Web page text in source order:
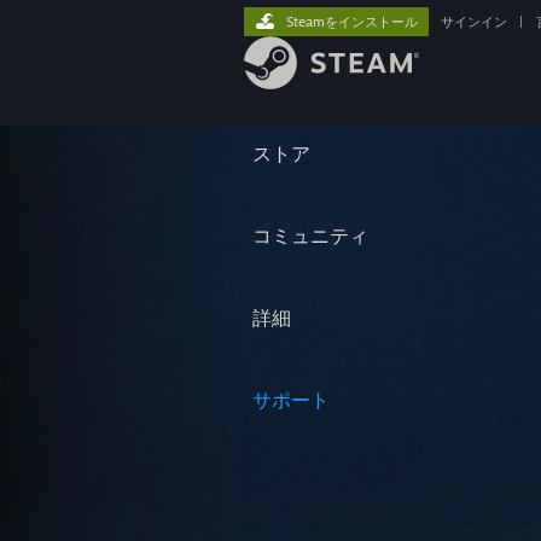
ストア
コミュニティ
詳細
サポート
Steamをインストール サインイン